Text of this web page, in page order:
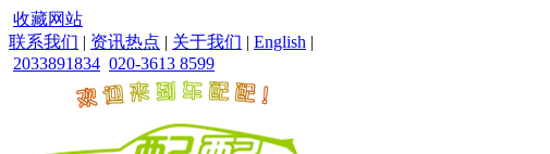
收藏网站
联系我们 | 资讯热点 | 关于我们 | English |
2033891834 020-3613 8599